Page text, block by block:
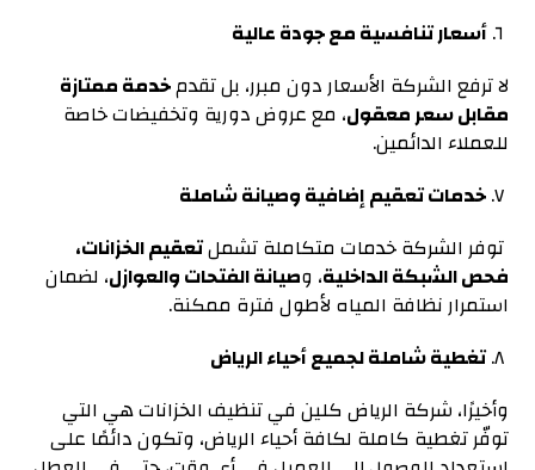
أسعار تنافسية مع جودة عالية
لا ترفع الشركة الأسعار دون مبرر، بل تقدمخدمة ممتازة
مقابل سعر معقول، مع عروض دورية وتخفيضات خاصة
للعملاء الدائمين.
٧. خدمات تعقيم إضافية وصيانة شاملة
توفر الشركة خدمات متكاملة تشملتعقيم الخزانات،
فحص الشبكة الداخلية، وصيانة الفتحات والعوازل، لضمان
استمرار نظافة المياه لأطول فترة ممكنة.
٨. تغطية شاملة لجميع أحياء الرياض
وأخيرًا، شركة الرياض كلين في تنظيف الخزانات هي التي
توفّر تغطية كاملة لكافة أحياء الرياض، وتكون دائمًا على